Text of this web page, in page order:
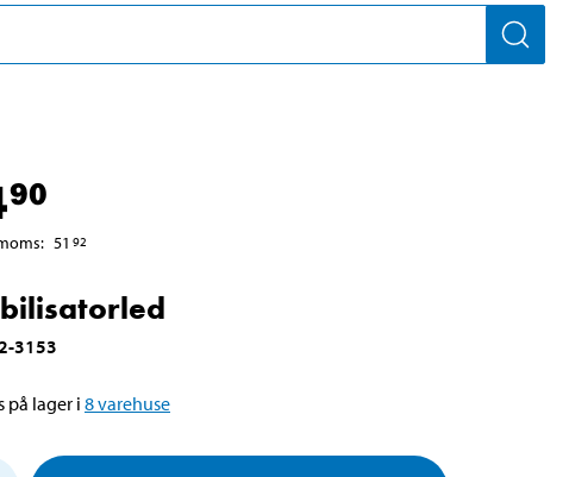
90
: 51 92
3153
på lager i 8varehuse